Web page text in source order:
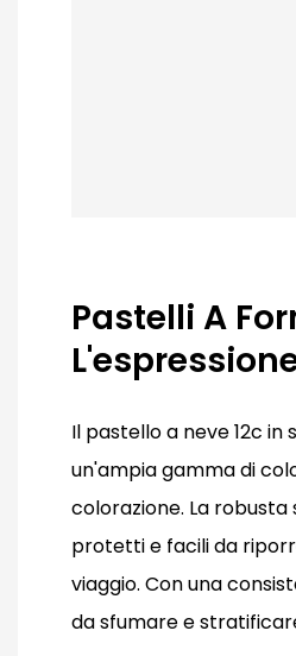
Pastelli A
Il pastello a neve 12c
un'ampia gamma di
colorazione. La
protetti e facili da
viaggio. Con una
da sfumare e